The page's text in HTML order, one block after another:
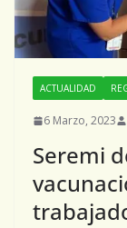
ACTUALIDAD
6 Marzo, 2023
Seremi